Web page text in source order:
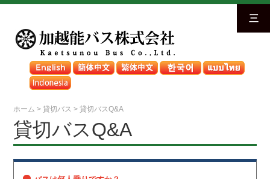
三
ホーム >貸切バス >貸切バスQ&A
貸切バスQ&A